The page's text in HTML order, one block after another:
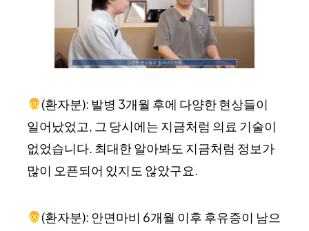
(환자분): 발병 3개월 후에 다양한 현상들이
일어났었고, 그 당시에는 지금처럼 의료 기술이
없었습니다. 최대한 알아봐도 지금처럼 정보가
많이 오픈되어 있지도 않았구요.
(환자분): 안면마비 6개월 이후 후유증이 남으